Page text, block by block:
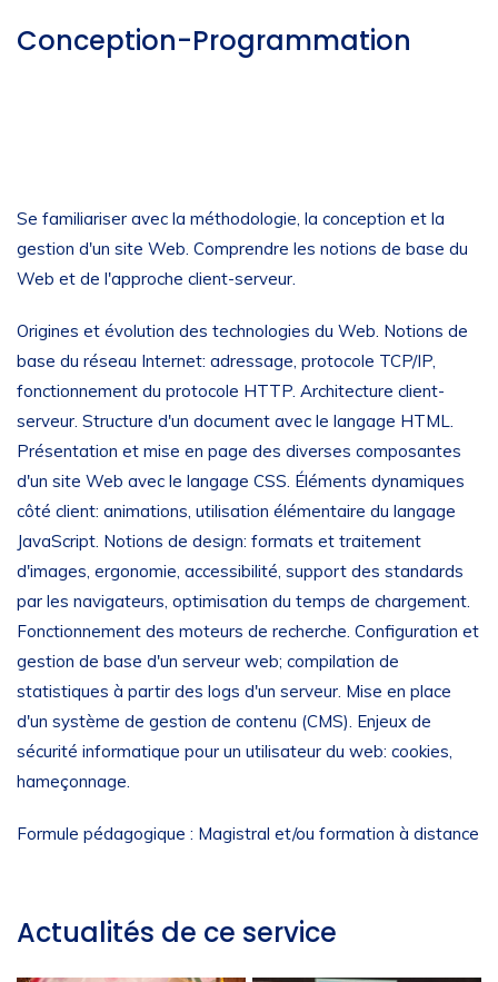
Conception-Programmation
Se familiariser avec la méthodologie, la conception et la
gestion d'un site Web. Comprendre les notions de base du
Web et de l'approche client-serveur.
Origines et évolution des technologies du Web. Notions de
base du réseau Internet: adressage, protocole TCP/IP,
fonctionnement du protocole HTTP. Architecture client-
serveur. Structure d'un document avec le langage HTML.
Présentation et mise en page des diverses composantes
d'un site Web avec le langage CSS. Éléments dynamiques
côté client: animations, utilisation élémentaire du langage
JavaScript. Notions de design: formats et traitement
d'images, ergonomie, accessibilité, support des standards
par les navigateurs, optimisation du temps de chargement.
Fonctionnement des moteurs de recherche. Configuration et
gestion de base d'un serveur web; compilation de
statistiques à partir des logs d'un serveur. Mise en place
d'un système de gestion de contenu (CMS). Enjeux de
sécurité informatique pour un utilisateur du web: cookies,
hameçonnage.
Formule pédagogique : Magistral et/ou formation à distance
Actualités de ce service